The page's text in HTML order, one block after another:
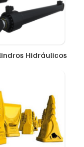
Hidráulicos